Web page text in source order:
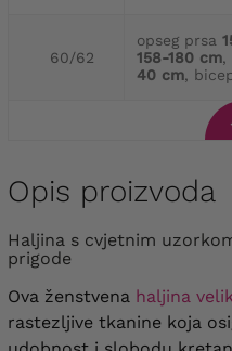
60/62
opseg prsa
158-180 cm,
40 cm,
Opis proizvoda
Haljina s cvjetnim uzorkom – elegancija za razne
prigode
Ova ženstvena haljina
rastezljive tkanine koja